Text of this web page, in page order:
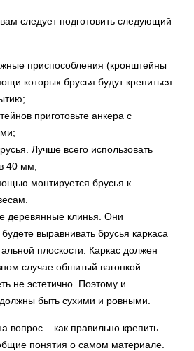
следует подготовить следующий
приспособления (кронштейны
которых брусья будут крепиться
приготовьте анкера с
Лучше всего использовать
40 мм;
монтируется брусья к
деревянные клинья. Они
выравнивать брусья каркаса
плоскости. Каркас должен
случае обшитый вагонкой
не эстетично. Поэтому и
быть сухими и ровными.
вопрос – как правильно крепить
понятия о самом материале.